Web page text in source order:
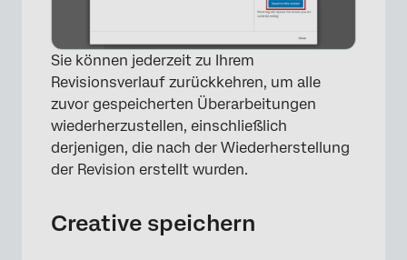
Sie können jederzeit zu Ihrem
Revisionsverlauf zurückkehren, um alle
zuvor gespeicherten Überarbeitungen
wiederherzustellen, einschließlich
derjenigen, die nach der Wiederherstellung
der Revision erstellt wurden.
Creative speichern